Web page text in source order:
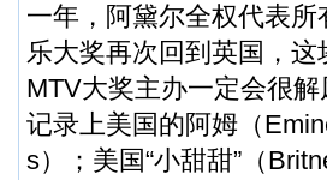
一年，阿黛尔全权代表
乐大奖再次回到英国，
MTV大奖主办一定会很
记录上美国的阿姆（
s）；美国“小甜甜”（